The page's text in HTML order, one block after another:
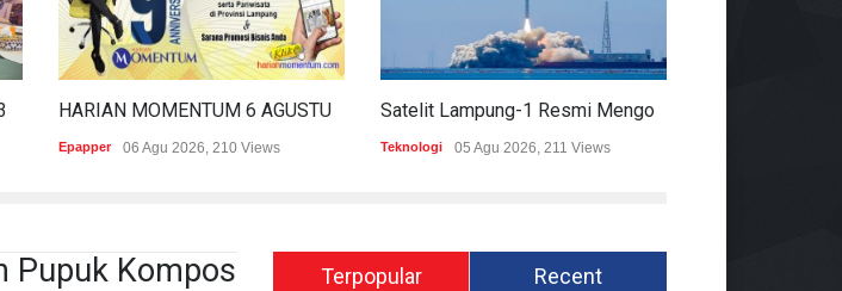
Epapper 06 Agu 2026, 210 Views Teknologi 05 Agu 2026, 211 Views
Pupuk Kompos Terpopular Recent